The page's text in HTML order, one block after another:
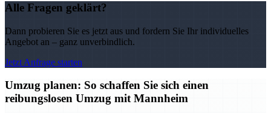
Alle Fragen geklärt?
Dann probieren Sie es jetzt aus und fordern Sie Ihr individuelles
Angebot an – ganz unverbindlich.
Jetzt Anfrage starten
Umzug planen: So schaffen Sie sich einen
reibungslosen Umzug mit Mannheim